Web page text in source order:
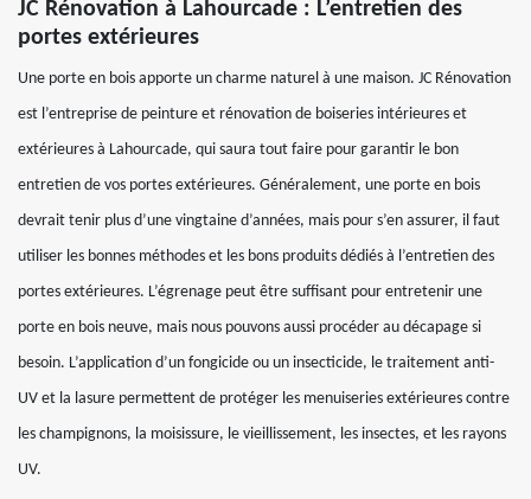
JC Rénovation à Lahourcade : L’entretien des
portes extérieures
Une porte en bois apporte un charme naturel à une maison. JC Rénovation
est l’entreprise de peinture et rénovation de boiseries intérieures et
extérieures à Lahourcade, qui saura tout faire pour garantir le bon
entretien de vos portes extérieures. Généralement, une porte en bois
devrait tenir plus d’une vingtaine d’années, mais pour s’en assurer, il faut
utiliser les bonnes méthodes et les bons produits dédiés à l’entretien des
portes extérieures. L’égrenage peut être suffisant pour entretenir une
porte en bois neuve, mais nous pouvons aussi procéder au décapage si
besoin. L’application d’un fongicide ou un insecticide, le traitement anti-
UV et la lasure permettent de protéger les menuiseries extérieures contre
les champignons, la moisissure, le vieillissement, les insectes, et les rayons
UV.